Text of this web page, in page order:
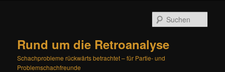
Rund um die Retroanalyse
Schachprobleme rückwärts betrachtet – für Partie- und
Problemschachfreunde